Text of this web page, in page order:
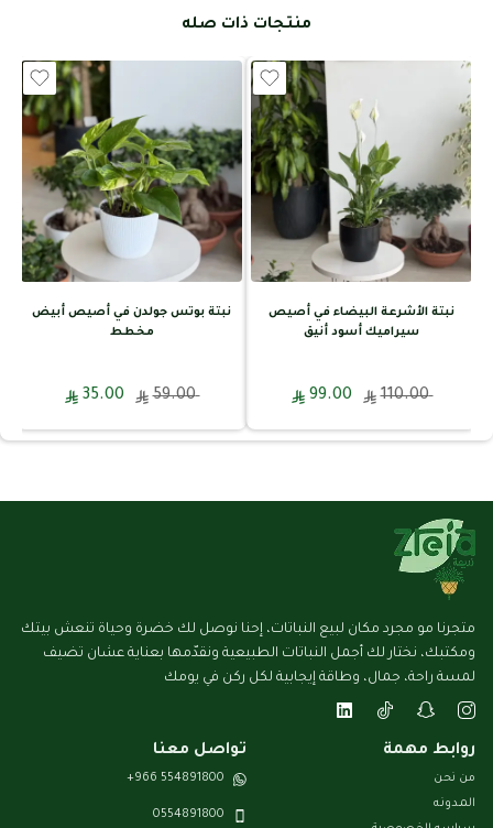
منتجات ذات صله
نبتة الأشرعة البيضاء في أصيص
سيراميك أسود أنيق
110.00
99.00
نبتة بوتس جولدن في أصيص أبيض
مخطط
59.00
35.00
متجرنا مو مجرد مكان لبيع النباتات، إحنا نوصل لك خضرة وحياة تنعش بيتك
ومكتبك، نختار لك أجمل النباتات الطبيعية ونقدّمها بعناية عشان تضيف
لمسة راحة، جمال، وطاقة إيجابية لكل ركن في يومك
روابط مهمة
من نحن
المـدونـه
تواصل معنا
554891800 966+
0554891800